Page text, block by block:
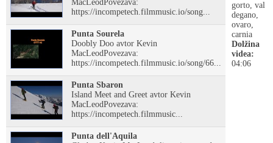
MacLeodPovezava:
https://incompetech.filmmusic.io/song...
Punta Sourela
Doobly Doo avtor Kevin
MacLeodPovezava:
https://incompetech.filmmusic.io/song/66...
Punta Sbaron
Island Meet and Greet avtor Kevin
MacLeodPovezava:
https://incompetech.filmmusic...
Punta dell'Aquila
gorto, val
degano,
ovaro,
carnia
Dolžina
videa:
04:06